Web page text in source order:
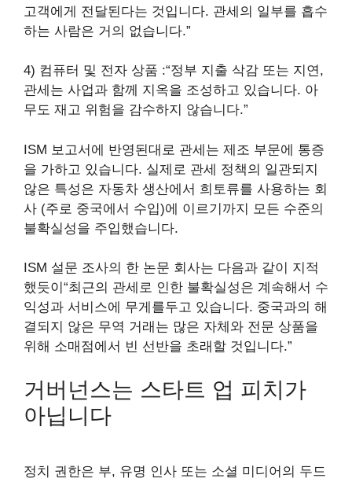
고객에게 전달된다는 것입니다. 관세의 일부를 흡수
하는 사람은 거의 없습니다.”
4) 컴퓨터 및 전자 상품 :“정부 지출 삭감 또는 지연,
관세는 사업과 함께 지옥을 조성하고 있습니다. 아
무도 재고 위험을 감수하지 않습니다.”
ISM 보고서에 반영된대로 관세는 제조 부문에 통증
을 가하고 있습니다. 실제로 관세 정책의 일관되지
않은 특성은 자동차 생산에서 희토류를 사용하는 회
사 (주로 중국에서 수입)에 이르기까지 모든 수준의
불확실성을 주입했습니다.
ISM 설문 조사의 한 논문 회사는 다음과 같이 지적
했듯이“최근의 관세로 인한 불확실성은 계속해서 수
익성과 서비스에 무게를두고 있습니다. 중국과의 해
결되지 않은 무역 거래는 많은 자체와 전문 상품을
위해 소매점에서 빈 선반을 초래할 것입니다.”
거버넌스는 스타트 업 피치가
아닙니다
정치 권한은 부, 유명 인사 또는 소셜 미디어의 두드